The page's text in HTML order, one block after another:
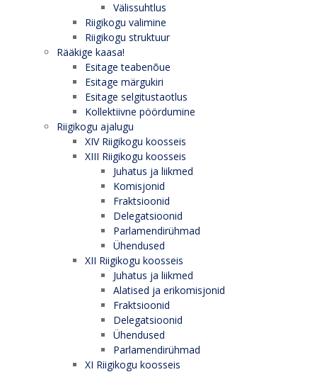
Välissuhtlus
Riigikogu valimine
Riigikogu struktuur
Rääkige kaasa!
Esitage teabenõue
Esitage märgukiri
Esitage selgitustaotlus
Kollektiivne pöördumine
Riigikogu ajalugu
XIV Riigikogu koosseis
XIII Riigikogu koosseis
Juhatus ja liikmed
Komisjonid
Fraktsioonid
Delegatsioonid
Parlamendirühmad
Ühendused
XII Riigikogu koosseis
Juhatus ja liikmed
Alatised ja erikomisjonid
Fraktsioonid
Delegatsioonid
Ühendused
Parlamendirühmad
XI Riigikogu koosseis